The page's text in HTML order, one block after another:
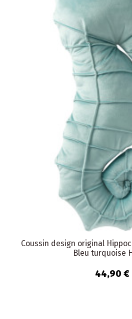
Coussin design original
Bleu turquoise
44,90 €